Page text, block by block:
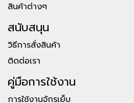
สินค้าต่างๆ
สนับสนุน
วิธีการสั่งสินค้า
ติดต่อเรา
คู่มือการใช้งาน
การใช้งานจักรเย็บ